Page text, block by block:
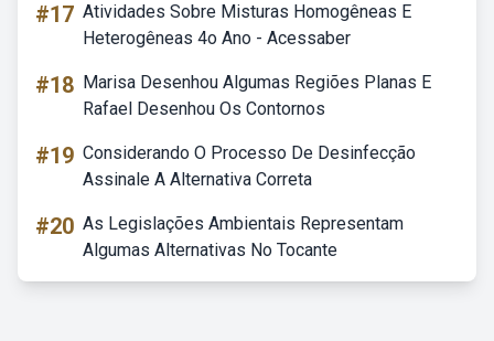
#17 Atividades Sobre Misturas Homogêneas E
Heterogêneas 4o Ano - Acessaber
#18 Marisa Desenhou Algumas Regiões Planas E
Rafael Desenhou Os Contornos
#19 Considerando O Processo De Desinfecção
Assinale A Alternativa Correta
#20 As Legislações Ambientais Representam
Algumas Alternativas No Tocante